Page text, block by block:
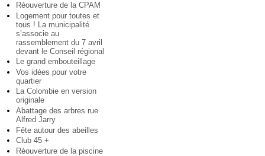
Réouverture de la CPAM
Logement pour toutes et
tous ! La municipalité
s’associe au
rassemblement du 7 avril
devant le Conseil régional
Le grand embouteillage
Vos idées pour votre
quartier
La Colombie en version
originale
Abattage des arbres rue
Alfred Jarry
Fête autour des abeilles
Club 45 +
Réouverture de la piscine